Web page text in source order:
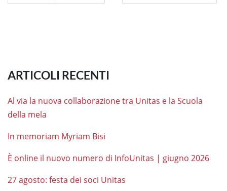
ARTICOLI RECENTI
Al via la nuova collaborazione tra Unitas e la Scuola
della mela
In memoriam Myriam Bisi
È online il nuovo numero di InfoUnitas | giugno 2026
27 agosto: festa dei soci Unitas